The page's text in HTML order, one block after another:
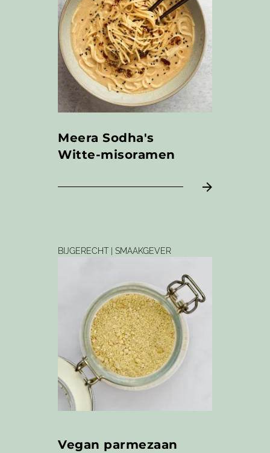
Meera Sodha's
Witte-misoramen
BIJGERECHT | SMAAKGEVER
Vegan parmezaan